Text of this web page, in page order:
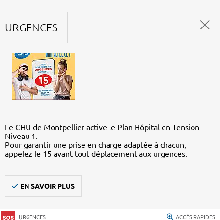
URGENCES
Le CHU de Montpellier active le Plan Hôpital en Tension –
Niveau 1.
Pour garantir une prise en charge adaptée à chacun,
appelez le 15 avant tout déplacement aux urgences.
EN SAVOIR PLUS
URGENCES ACCÈS RAPIDES